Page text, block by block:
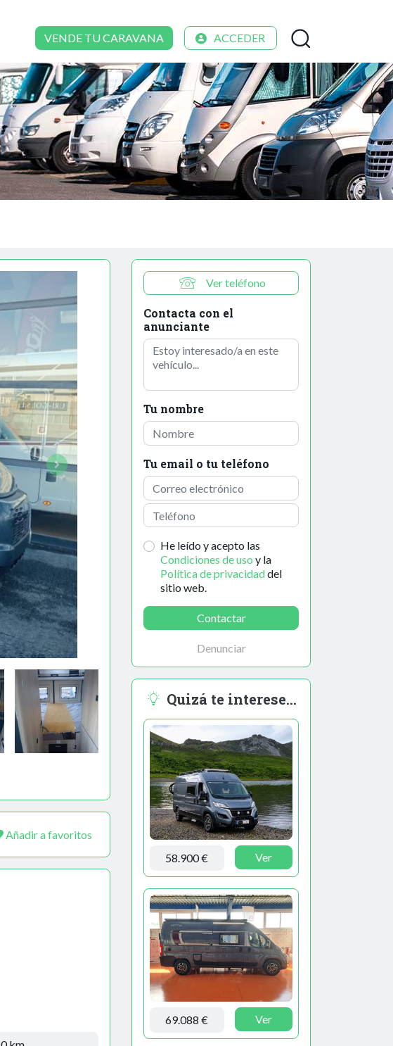
VENDE TU CARAVANA ACCEDER
Añadir a favoritos
Ver teléfono
Contacta con el
anunciante
Tu nombre
Tu email o tu teléfono
He leído y acepto las
Condiciones de uso y la
Política de privacidaddel
sitio web.
Contactar
Denunciar
Quizá te interese...
58.900 € Ver
69.088 € Ver